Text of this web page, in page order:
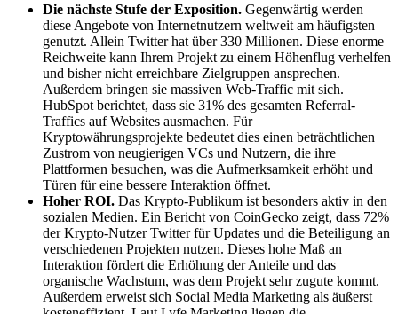
Die nächste Stufe der Exposition. Gegenwärtig werden
diese Angebote von Internetnutzern weltweit am häufigsten
genutzt. Allein Twitter hat über 330 Millionen. Diese enorme
Reichweite kann Ihrem Projekt zu einem Höhenflug verhelfen
und bisher nicht erreichbare Zielgruppen ansprechen.
Außerdem bringen sie massiven Web-Traffic mit sich.
HubSpot berichtet, dass sie 31% des gesamten Referral-
Traffics auf Websites ausmachen. Für
Kryptowährungsprojekte bedeutet dies einen beträchtlichen
Zustrom von neugierigen VCs und Nutzern, die ihre
Plattformen besuchen, was die Aufmerksamkeit erhöht und
Türen für eine bessere Interaktion öffnet.
Hoher ROI. Das Krypto-Publikum ist besonders aktiv in den
sozialen Medien. Ein Bericht von CoinGecko zeigt, dass 72%
der Krypto-Nutzer Twitter für Updates und die Beteiligung an
verschiedenen Projekten nutzen. Dieses hohe Maß an
Interaktion fördert die Erhöhung der Anteile und das
organische Wachstum, was dem Projekt sehr zugute kommt.
Außerdem erweist sich Social Media Marketing als äußerst